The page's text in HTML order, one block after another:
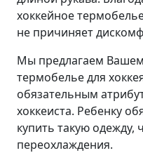
хоккейное
не причиняет
Мы предлагаем
термобелье для
обязательным
хоккеиста. Ребенку
купить такую одежду,
переохлаждения.